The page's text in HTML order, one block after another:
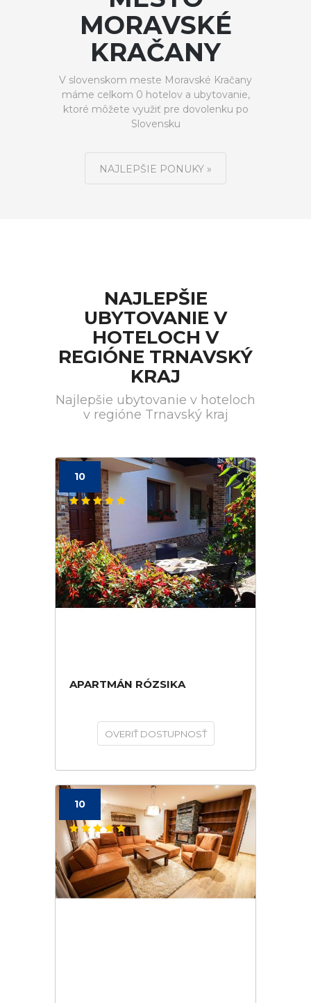
MORAVSKÉ
KRAČANY
V slovenskom meste Moravské Kračany
máme celkom 0 hotelov a ubytovanie,
ktoré môžete využiť pre dovolenku po
Slovensku
NAJLEPŠIE PONUKY »
NAJLEPŠIE
UBYTOVANIE V
HOTELOCH V
REGIÓNE TRNAVSKÝ
KRAJ
Najlepšie ubytovanie v hoteloch
v regióne Trnavský kraj
10
APARTMÁN RÓZSIKA
OVERIŤ DOSTUPNOSŤ
10